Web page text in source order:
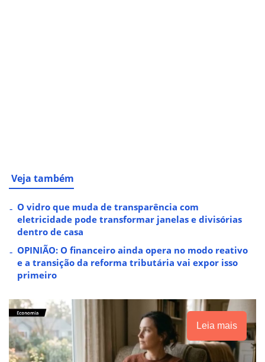
Veja também
O vidro que muda de transparência com
eletricidade pode transformar janelas e divisórias
dentro de casa
OPINIÃO: O financeiro ainda opera no modo reativo
e a transição da reforma tributária vai expor isso
primeiro
Leia mais